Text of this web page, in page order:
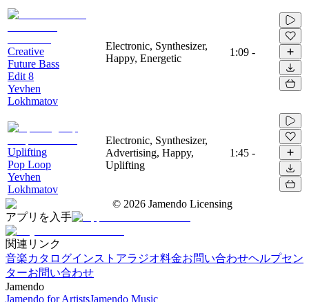
Creative
Future Bass
Edit 8
Yevhen
Lokhmatov
Electronic, Synthesizer,
Happy, Energetic
1:09 -
Uplifting
Pop Loop
Yevhen
Lokhmatov
Electronic, Synthesizer,
Advertising, Happy,
Uplifting
1:45 -
© 2026 Jamendo Licensing
アプリを入手
関連リンク
音楽カタログインストアラジオ料金お問い合わせヘルプセン
ターお問い合わせ
Jamendo
Jamendo for ArtistsJamendo Music